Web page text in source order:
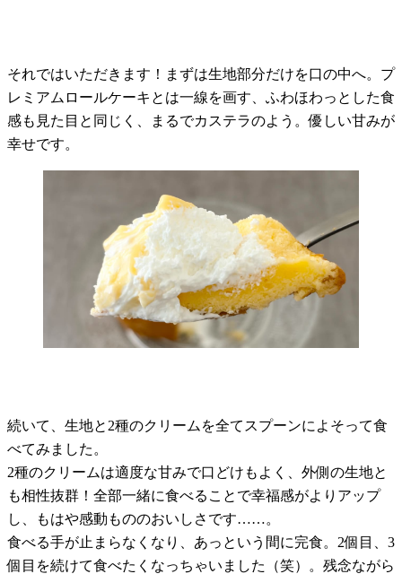
それではいただきます！まずは生地部分だけを口の中へ。プ
レミアムロールケーキとは一線を画す、ふわほわっとした食
感も見た目と同じく、まるでカステラのよう。優しい甘みが
幸せです。
続いて、生地と2種のクリームを全てスプーンによそって食
べてみました。
2種のクリームは適度な甘みで口どけもよく、外側の生地と
も相性抜群！全部一緒に食べることで幸福感がよりアップ
し、もはや感動もののおいしさです……。
食べる手が止まらなくなり、あっという間に完食。2個目、3
個目を続けて食べたくなっちゃいました（笑）。残念ながら